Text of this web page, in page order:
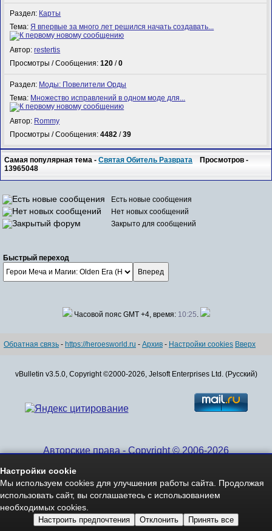
Раздел: Карты
Тема:Я впервые за много лет решился начать создавать...
Автор:restertis
Просмотры / Сообщения:120 /0
Раздел: Моды: Повелители Орды
Тема: Множество исправлений в одном моде для...
Автор: Rommy
Просмотры / Сообщения:4482 /39
Самая популярная тема -Святая Обитель Разврата Просмотров -
13965048
Есть новые сообщения
Нет новых сообщений
Закрыто для сообщений
Быстрый переход
Часовой пояс GMT +4, время: 10:25.
Обратная связь - https://heroesworld.ru - Архив - Настройки cookies Вверх
vBulletin v3.5.0, Copyright ©2000-2026, Jelsoft Enterprises Ltd. (Русский)
Авторские права - Copyright © 2006-2026
Настройки cookie
Мы используем cookies для улучшения работы сайта. Продолжая
использовать сайт, вы соглашаетесь с использованием
необходимых cookies.
Настроить предпочтения Отклонить Принять все